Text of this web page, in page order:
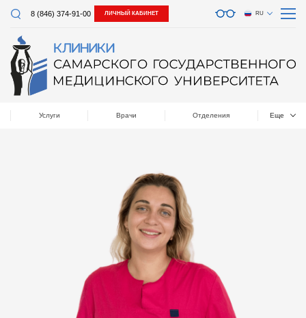
8 (846) 374-91-00 ЛИЧНЫЙ КАБИНЕТ RU
Услуги Врачи Отделения Еще